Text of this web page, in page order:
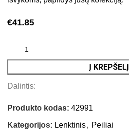
€41.85
Į KREPŠELĮ
Dalintis:
Produkto kodas:42991
Kategorijos: Lenktinis, Peiliai